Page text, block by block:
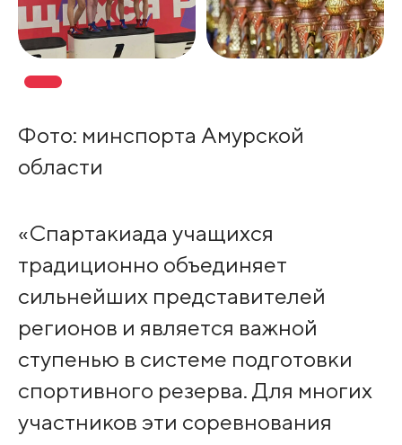
Фото: минспорта Амурской
области
«Спартакиада учащихся
традиционно объединяет
сильнейших представителей
регионов и является важной
ступенью в системе подготовки
спортивного резерва. Для многих
участников эти соревнования